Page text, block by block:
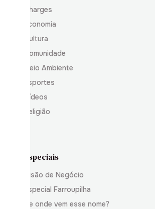
Charges
Economia
Cultura
Comunidade
Meio Ambiente
Esportes
Vídeos
Religião
Especiais
Visão de Negócio
Especial Farroupilha
De onde vem esse nome?